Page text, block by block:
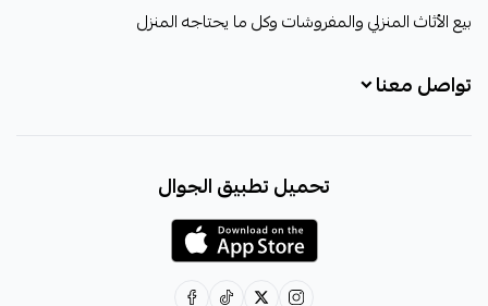
بيع الأثاث المنزلي والمفروشات وكل ما يحتاجه المنزل
تواصل معنا
decora6586@gmail.com
تحميل تطبيق الجوال